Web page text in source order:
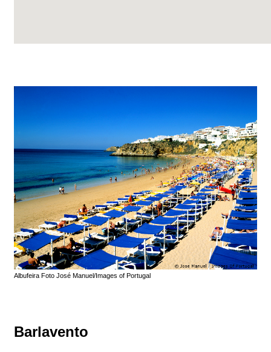
Albufeira Foto José Manuel/Images of Portugal
Barlavento